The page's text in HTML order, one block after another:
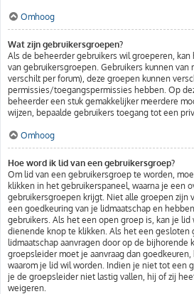
Omhoog
Wat zijn gebruikersgroepen?
Als de beheerder gebruikers wil groeperen,
van gebruikersgroepen. Gebruikers kunnen
verschilt per forum), deze groepen kunnen
permissies/toegangspermissies hebben. Op
beheerder een stuk gemakkelijker meerdere
wijzen, bepaalde gebruikers toegang tot een
Omhoog
Hoe word ik lid van een gebruikersgroep?
Om lid van een gebruikersgroep te worden,
klikken in het gebruikerspaneel, waarna je een
gebruikersgroepen krijgt. Niet alle groepen zijn
een goedkeuring van je lidmaatschap en
gebruikers. Als het een open groep is, kan je
dienende knop te klikken. Als het een gesloten
lidmaatschap aanvragen door op de bijhorende
groepsleider moet je aanvraag dan
waarom je lid wil worden. Indien je niet tot een
je de groepsleider niet lastig vallen, hij of zij
weigeren.